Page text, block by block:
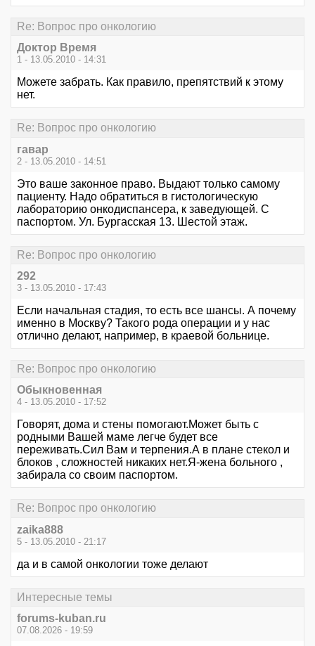
Re: Вопрос про онкологию
Доктор Время
1 - 13.05.2010 - 14:31
Можете забрать. Как правило, препятствий к этому
нет.
Re: Вопрос про онкологию
гавар
2 - 13.05.2010 - 14:51
Это ваше законное право. Выдают только самому
пациенту. Надо обратиться в гистологическую
лабораторию онкодиспансера, к заведующей. С
паспортом. Ул. Бургасская 13. Шестой этаж.
Re: Вопрос про онкологию
292
3 - 13.05.2010 - 17:43
Если начальная стадия, то есть все шансы. А почему
именно в Москву? Такого рода операции и у нас
отлично делают, например, в краевой больнице.
Re: Вопрос про онкологию
Обыкновенная
4 - 13.05.2010 - 17:52
Говорят, дома и стены помогают.Может быть с
родными Вашей маме легче будет все
переживать.Сил Вам и терпения.А в плане стекол и
блоков , сложностей никаких нет.Я-жена больного ,
забирала со своим паспортом.
Re: Вопрос про онкологию
zaika888
5 - 13.05.2010 - 21:17
да и в самой онкологии тоже делают
Интересные темы
forums-kuban.ru
07.08.2026 - 19:59